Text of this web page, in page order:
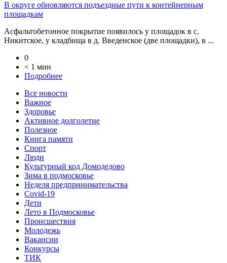
В округе обновляются подъездные пути к контейнерным
площадкам
Асфальтобетонное покрытие появилось у площадок в с.
Никитское, у кладбища в д. Введенское (две площадки), в ...
0
< 1 мин
Подробнее
Все новости
Важное
Здоровье
Активное долголетие
Полезное
Книга памяти
Спорт
Люди
Культурный код Домодедово
Зима в подмосковье
Неделя предпринимательства
Covid-19
Дети
Лето в Подмосковье
Происшествия
Молодежь
Вакансии
Конкурсы
ТИК